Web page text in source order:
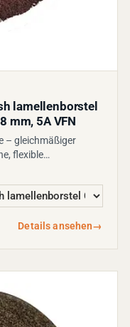
lamellenborstel
mm, 5A VFN
– gleichmäßiger
flexible…
Details ansehen→